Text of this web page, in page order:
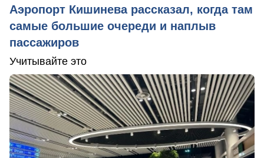
Аэропорт Кишинева рассказал, когда там
самые большие очереди и наплыв
пассажиров
Учитывайте это